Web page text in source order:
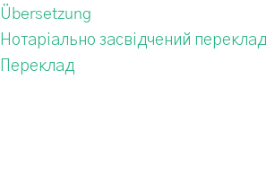
Übersetzung
Нотаріально засвідчений переклад
Переклад